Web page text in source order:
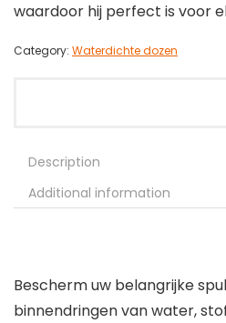
waardoor hij perfect is voor
Category: Waterdichte dozen
Description
Additional information
Bescherm uw belangrijke
binnendringen van water,